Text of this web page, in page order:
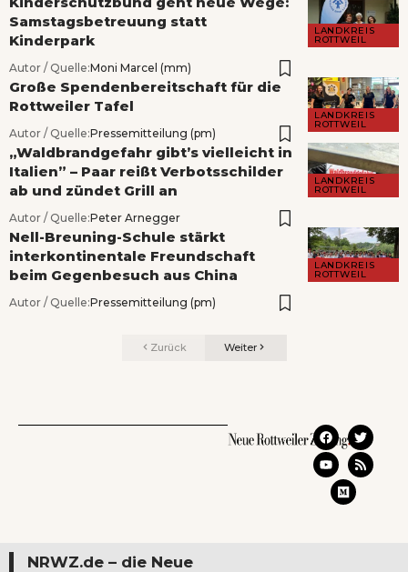
LANDKREIS
ROTTWEIL
Samstagsbetreuung statt
Kinderpark
Autor / Quelle:Moni Marcel (mm)
LANDKREIS
ROTTWEIL
Große Spendenbereitschaft für die
Rottweiler Tafel
Autor / Quelle:Pressemitteilung (pm)
LANDKREIS
ROTTWEIL
„Waldbrandgefahr gibt’s vielleicht in
Italien” – Paar reißt Verbotsschilder
ab und zündet Grill an
Autor / Quelle:Peter Arnegger
LANDKREIS
ROTTWEIL
Nell-Breuning-Schule stärkt
interkontinentale Freundschaft
beim Gegenbesuch aus China
Autor / Quelle:Pressemitteilung (pm)
Zurück Weiter
NRWZ.de – die Neue